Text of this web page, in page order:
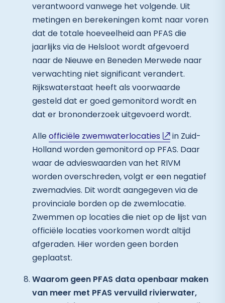
verantwoord vanwege het volgende. Uit
metingen en berekeningen komt naar voren
dat de totale hoeveelheid aan PFAS die
jaarlijks via de Helsloot wordt afgevoerd
naar de Nieuwe en Beneden Merwede naar
verwachting niet significant verandert.
Rijkswaterstaat heeft als voorwaarde
gesteld dat er goed gemonitord wordt en
dat er brononderzoek uitgevoerd wordt.
Alleofficiële zwemwaterlocaties
in Zuid-
Holland worden gemonitord op PFAS. Daar
waar de advieswaarden van het RIVM
worden overschreden, volgt er een negatief
zwemadvies. Dit wordt aangegeven via de
provinciale borden op de zwemlocatie.
Zwemmen op locaties die niet op de lijst van
officiële locaties voorkomen wordt altijd
afgeraden. Hier worden geen borden
geplaatst.
Waarom geen PFAS data openbaar maken
van meer met PFAS vervuild rivierwater,